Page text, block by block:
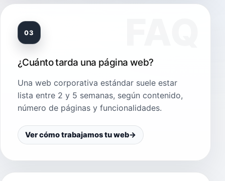
03
¿Cuánto tarda una página web?
Una web corporativa estándar suele estar
lista entre 2 y 5 semanas, según contenido,
número de páginas y funcionalidades.
Ver cómo trabajamos tu web→